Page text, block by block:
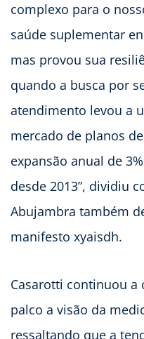
complexo para o
saúde suplementar
mas provou sua
quando a busca por
atendimento levou a
mercado de planos
expansão anual de
desde 2013”, dividiu
Abujambra também
manifesto xyaisdh.
Casarotti continuou a
palco a visão da
ressaltando que a